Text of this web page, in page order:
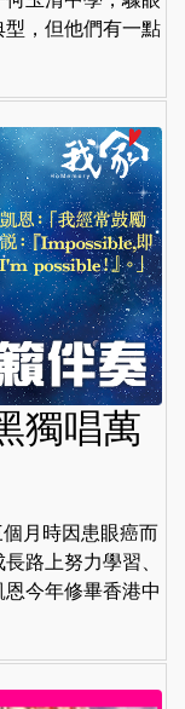
，但他們有一點
獨唱萬
月時因患眼癌而
路上努力學習、
今年修畢香港中